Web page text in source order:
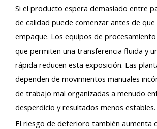
Si el producto espera demasiado entre
de calidad puede comenzar antes de que
empaque. Los equipos de
que permiten una transferencia fluida y
rápida reducen esta exposición. Las
dependen de movimientos manuales
de trabajo mal organizadas a menudo
desperdicio y resultados menos estables.
El riesgo de deterioro también aumenta